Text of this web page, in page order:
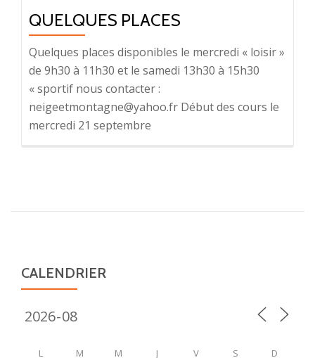
QUELQUES PLACES
Quelques places disponibles le mercredi « loisir »
de 9h30 à 11h30 et le samedi 13h30 à 15h30
« sportif nous contacter :
neigeetmontagne@yahoo.fr Début des cours le
mercredi 21 septembre
CALENDRIER
L M M J V S D